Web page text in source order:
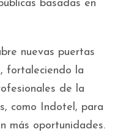
basadas en
nuevas puertas
fortaleciendo la
de la
como Indotel, para
más oportunidades.